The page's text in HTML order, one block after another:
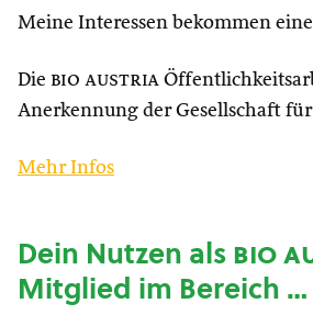
Meine Interessen bekommen
Die bio austria
Anerkennung der Gesellschaft
Mehr Infos
Dein Nutzen alsbio
Mitglied im Bereich …